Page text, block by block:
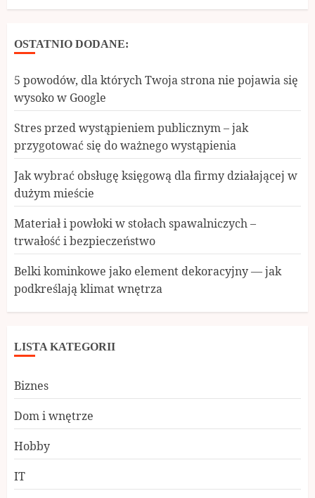
OSTATNIO DODANE:
5 powodów, dla których Twoja strona nie pojawia się
wysoko w Google
Stres przed wystąpieniem publicznym – jak
przygotować się do ważnego wystąpienia
Jak wybrać obsługę księgową dla firmy działającej w
dużym mieście
Materiał i powłoki w stołach spawalniczych –
trwałość i bezpieczeństwo
Belki kominkowe jako element dekoracyjny — jak
podkreślają klimat wnętrza
LISTA KATEGORII
Biznes
Dom i wnętrze
Hobby
IT